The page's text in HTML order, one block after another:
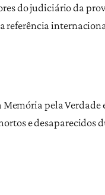
do judiciário da
referência
pela Verdade
e desaparecidos